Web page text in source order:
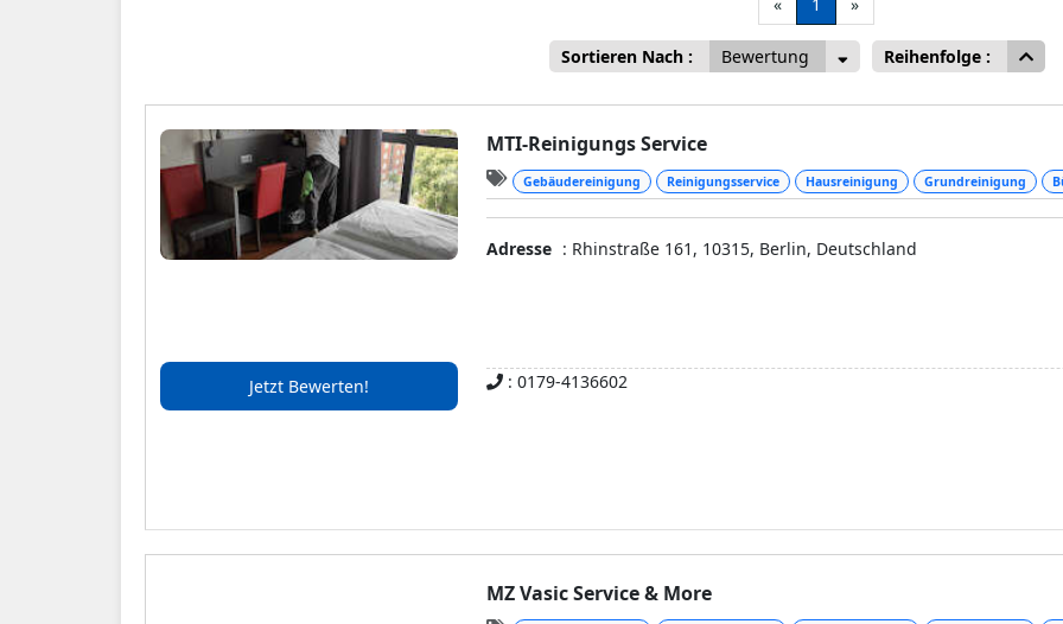
Sortieren Nach : Bewertung Reihenfolge :
MTI-Reinigungs Service
Gebäudereinigung Reinigungsservice Hausreinigung Grundreinigung
Adresse : Rhinstraße 161, 10315, Berlin, Deutschland
Jetzt Bewerten! : 0179-4136602
MZ Vasic Service & More